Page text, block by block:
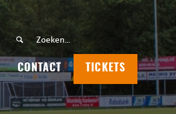
CONTACT TICKETS